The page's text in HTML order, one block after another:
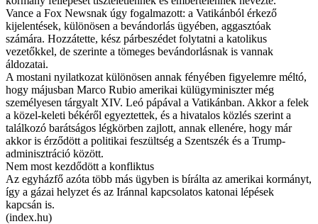
Vance a Fox Newsnak úgy fogalmazott: a Vatikánból érkező
kijelentések, különösen a bevándorlás ügyében, aggasztóak
számára. Hozzátette, kész párbeszédet folytatni a katolikus
vezetőkkel, de szerinte a tömeges bevándorlásnak is vannak
áldozatai.
A mostani nyilatkozat különösen annak fényében figyelemre méltó,
hogy májusban Marco Rubio amerikai külügyminiszter még
személyesen tárgyalt XIV. Leó pápával a Vatikánban. Akkor a felek
a közel-keleti békéről egyeztettek, és a hivatalos közlés szerint a
találkozó barátságos légkörben zajlott, annak ellenére, hogy már
akkor is érződött a politikai feszültség a Szentszék és a Trump-
adminisztráció között.
Nem most kezdődött a konfliktus
Az egyházfő azóta több más ügyben is bírálta az amerikai kormányt,
így a gázai helyzet és az Iránnal kapcsolatos katonai lépések
kapcsán is.
(index.hu)